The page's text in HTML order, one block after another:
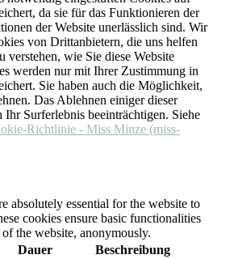
da sie für das Funktionieren der
der Website unerlässlich sind. Wir
von Drittanbietern, die uns helfen
verstehen, wie Sie diese Website
werden nur mit Ihrer Zustimmung in
Sie haben auch die Möglichkeit,
Das Ablehnen einiger dieser
Ihr Surferlebnis beeinträchtigen. Siehe
Richtlinie - Miss Minze (miss-
absolutely essential for the website to
cookies ensure basic functionalities
the website, anonymously.
Dauer Beschreibung